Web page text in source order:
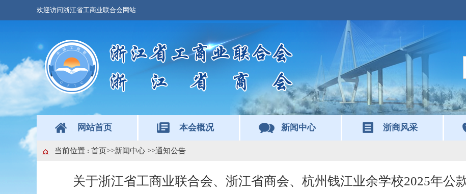
欢迎访问浙江省工商业联合会网站
网站首页 本会概况 新闻中心 浙商风采
当前位置 : 首页>>新闻中心 >>通知公告
关于浙江省工商业联合会、浙江省商会、杭州钱江业余学校2025年公